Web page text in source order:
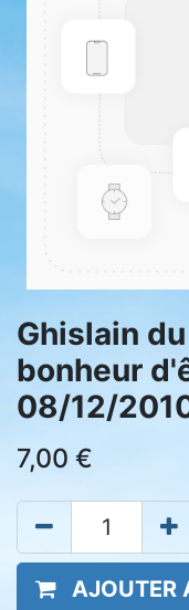
Ghislain
bonheur
08/12/
7,00 €
AJOUTER